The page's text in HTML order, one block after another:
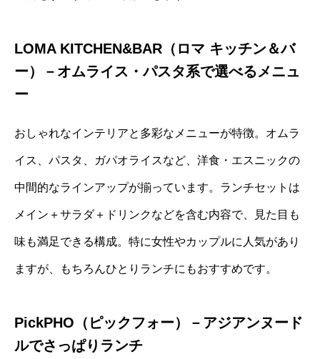
LOMA KITCHEN&BAR（ロマ キッチン＆バ
ー）－オムライス・パスタ系で選べるメニュ
ー
おしゃれなインテリアと多彩なメニューが特徴。オムラ
イス、パスタ、ガパオライスなど、洋食・エスニックの
中間的なラインアップが揃っています。ランチセットは
メイン＋サラダ＋ドリンクなどを含む内容で、見た目も
味も満足できる構成。特に女性やカップルに人気があり
ますが、もちろんひとりランチにもおすすめです。
PickPHO（ピックフォー）－アジアンヌード
ルでさっぱりランチ